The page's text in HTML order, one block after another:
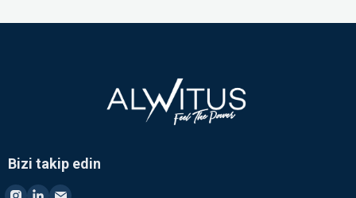
Bizi takip edin